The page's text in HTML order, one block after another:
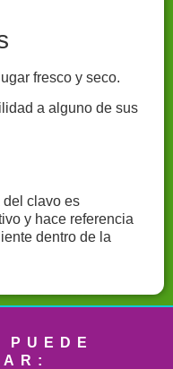
fresco y seco.
a alguno de sus
del clavo es
y hace referencia
dentro de la